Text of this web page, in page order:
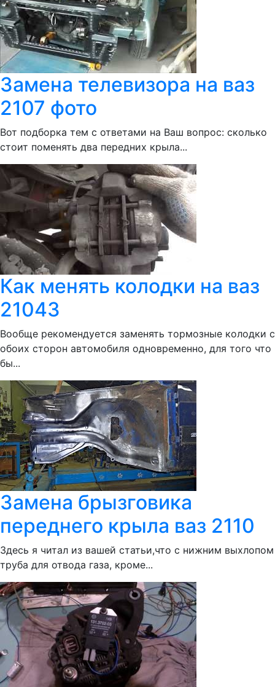
Замена телевизора на ваз
2107 фото
Вот подборка тем с ответами на Ваш вопрос: сколько
стоит поменять два передних крыла...
Как менять колодки на ваз
21043
Вообще рекомендуется заменять тормозные колодки с
обоих сторон автомобиля одновременно, для того что
бы...
Замена брызговика
переднего крыла ваз 2110
Здесь я читал из вашей статьи,что с нижним выхлопом
труба для отвода газа, кроме...